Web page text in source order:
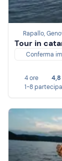
Rapallo,
Tour in
Conferma
4 ore
4,8
1-8